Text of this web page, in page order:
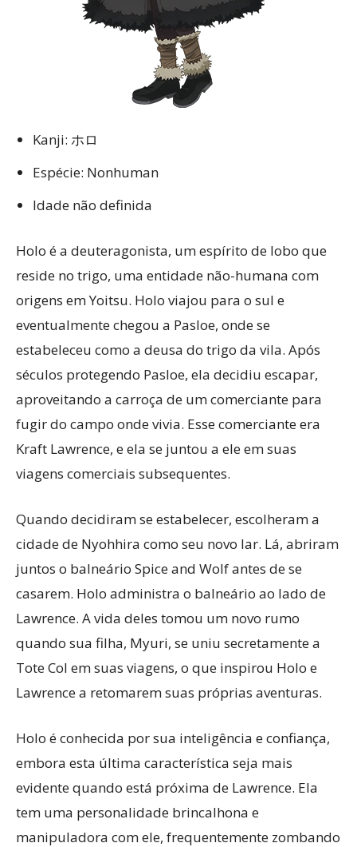
Kanji: ホロ
Espécie: Nonhuman
Idade não definida
Holo é a deuteragonista, um espírito de lobo que
reside no trigo, uma entidade não-humana com
origens em Yoitsu. Holo viajou para o sul e
eventualmente chegou a Pasloe, onde se
estabeleceu como a deusa do trigo da vila. Após
séculos protegendo Pasloe, ela decidiu escapar,
aproveitando a carroça de um comerciante para
fugir do campo onde vivia. Esse comerciante era
Kraft Lawrence, e ela se juntou a ele em suas
viagens comerciais subsequentes.
Quando decidiram se estabelecer, escolheram a
cidade de Nyohhira como seu novo lar. Lá, abriram
juntos o balneário Spice and Wolf antes de se
casarem. Holo administra o balneário ao lado de
Lawrence. A vida deles tomou um novo rumo
quando sua filha, Myuri, se uniu secretamente a
Tote Col em suas viagens, o que inspirou Holo e
Lawrence a retomarem suas próprias aventuras.
Holo é conhecida por sua inteligência e confiança,
embora esta última característica seja mais
evidente quando está próxima de Lawrence. Ela
tem uma personalidade brincalhona e
manipuladora com ele, frequentemente zombando